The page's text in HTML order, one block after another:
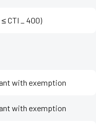
≤ CTI _ 400)
with exemption
with exemption